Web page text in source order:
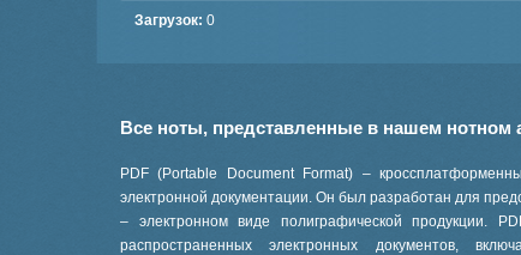
Загрузок: 0
Все ноты, представленные в нашем нотном
PDF (Portable Document Format) –
электронной документации. Он был разработан для
– электронном виде полиграфической продукции.
распространенных электронных документов,